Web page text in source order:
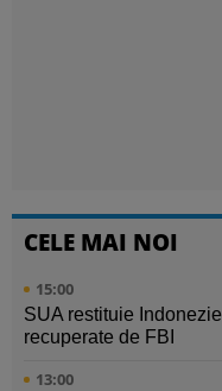
CELE MAI NOI
15:00
SUA restituie
recuperate de FBI
13:00